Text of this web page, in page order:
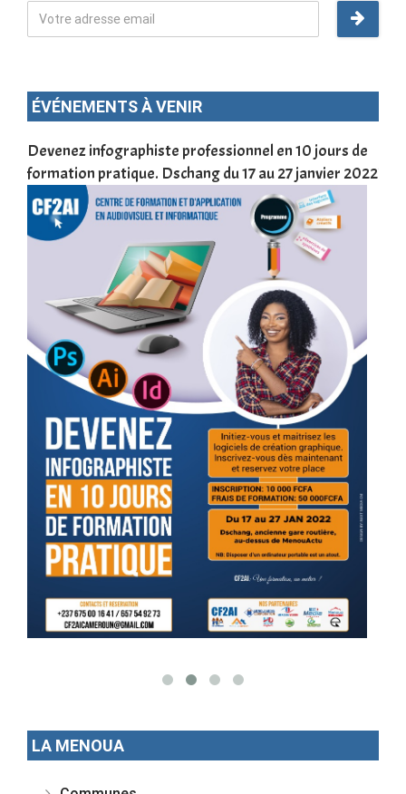
ÉVÉNEMENTS À VENIR
Devenez infographiste professionnel en 10 jours de
formation pratique. Dschang du 17 au 27 janvier 2022
LA MENOUA